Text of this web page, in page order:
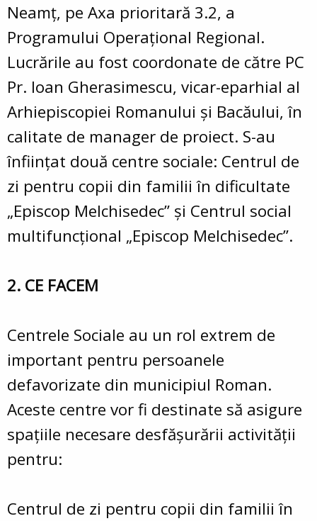
Neamț, pe Axa prioritară 3.2, a
Programului Operațional Regional.
Lucrările au fost coordonate de către PC
Pr. Ioan Gherasimescu, vicar-eparhial al
Arhiepiscopiei Romanului și Bacăului, în
calitate de manager de proiect. S-au
înființat două centre sociale: Centrul de
zi pentru copii din familii în dificultate
„Episcop Melchisedec” și Centrul social
multifuncțional „Episcop Melchisedec”.
2. CE FACEM
Centrele Sociale au un rol extrem de
important pentru persoanele
defavorizate din municipiul Roman.
Aceste centre vor fi destinate să asigure
spaţiile necesare desfăşurării activităţii
pentru:
Centrul de zi pentru copii din familii în